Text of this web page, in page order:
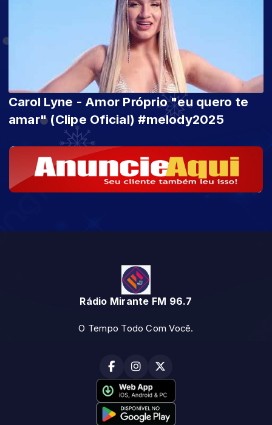
Carol Lyne - Amor Próprio "eu quero te
amar" (Clipe Oficial) #melody2025
Rádio Mirante FM 96.7
O Tempo Todo Com Você.